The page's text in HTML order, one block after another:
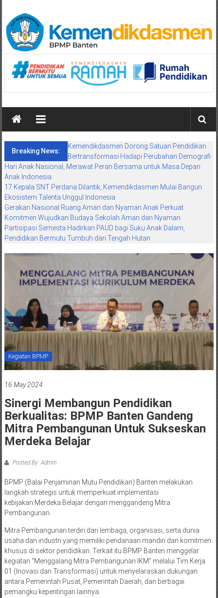
content
BPMP
Banten
Pendidikan
Maju
Breaking News:
Kemendikdasmen Dorong Satuan Pendidikan
Bertransformasi Hadapi Perubahan Demografi
Hari Anak Nasional, Merawat Peran Bersama untuk Masa Depan
Anak Indonesia
17 Kepala SNT Perdana Dilantik, Kemendikdasmen Mulai Bangun
Ekosistem Talenta Unggul Indonesia
Gerakan Nasional Ruang Aman dan Nyaman Anak Perkuat
Komitmen Wujudkan Budaya Sekolah Aman dan Nyaman
Partisipasi Semesta Hadirkan PAUD bagi Suku Anak Dalam,
Pendidikan Bermutu Tumbuh dari Tengah Hutan
Kegiatan BPMP
16 May 2024
Sinergi Membangun Pendidikan
Berkualitas: BPMP Banten Gandeng
Mitra Pembangunan Untuk Sukseskan
Merdeka Belajar
Posted By: Admin
BPMP (Balai Penjaminan Mutu Pendidikan) Banten melakukan
langkah strategis untuk memperkuat implementasi
kebijakan Merdeka Belajar dengan menggandeng Mitra
Pembangunan.
Mitra Pembangunan terdiri dari lembaga, organisasi, serta dunia
usaha dan industri yang memiliki pendanaan mandiri dan komitmen
khusus di sektor pendidikan. Terkait itu BPMP Banten menggelar
kegiatan “Menggalang Mitra Pembangunan IKM” melalui Tim Kerja
01 (Inovasi dan Transformasi) untuk menyelaraskan dukungan
antara Pemerintah Pusat, Pemerintah Daerah, dan berbagai
pemangku kepentingan lainnya.